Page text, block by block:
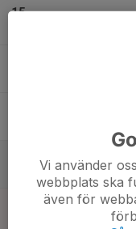
15
Vi använder
webbplats ska
även för